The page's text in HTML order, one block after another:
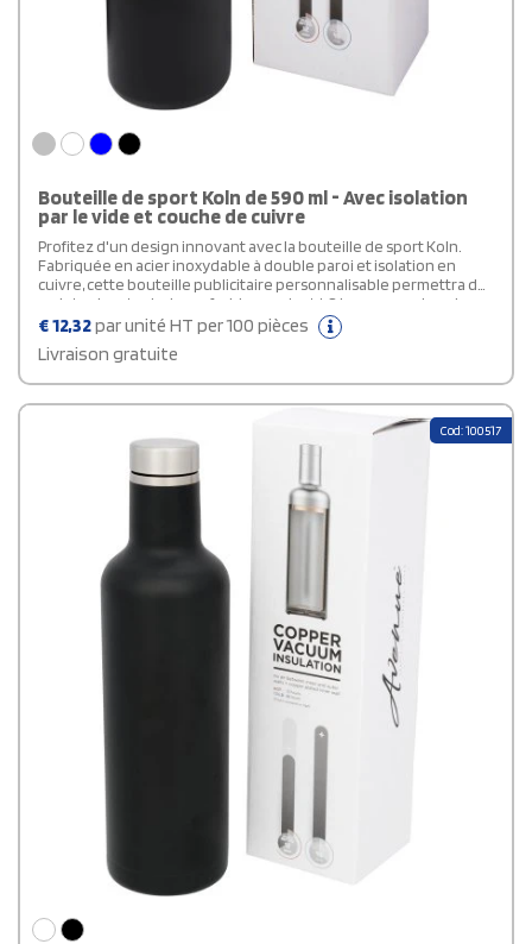
Bouteille de sport Koln de 590 ml - Avec isolation
par le vide et couche de cuivre
Profitez d'un design innovant avec la bouteille de sport Koln.
Fabriquée en acier inoxydable à double paroi et isolation en
cuivre, cette bouteille publicitaire personnalisable permettra de
maintenir votre boisson froide pendant 48 heures ou chaude
pendant au moins 12 heures. Ce design prévient également la
formation de condensation à l'extérieur de la bouteille. Dotée
d'un couvercle vissé et d'un couvercle en acier inoxydable avec
une poignée pratique en silicone, elle offre une manipulation
remplissage. Avec une capacité de 590 ml, elle est livrée dans une
boîte cadeau Avenue.
€12,32par unité HT per 100 pièces
Livraison gratuite
Cod: 100517